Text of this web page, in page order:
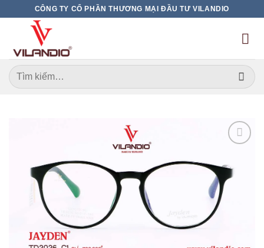
dung
CÔNG TY CỔ PHẦN THƯƠNG MẠI ĐẦU TƯ VILANDIO
Tìm
kiếm:
wishlist